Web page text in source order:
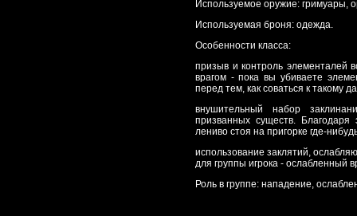
Используемое оружие: гримуары,
Используемая броня: одежда.
Особенности класса:
призыв и контроль элементалей
врагом - пока вы убиваете
перед тем, как соваться к такому
внушительный набор
призванных существ.
лениво стоя на пригорке где-
использование заклятий,
для группы игрока - ослабленный
Роль в группе: нападение,